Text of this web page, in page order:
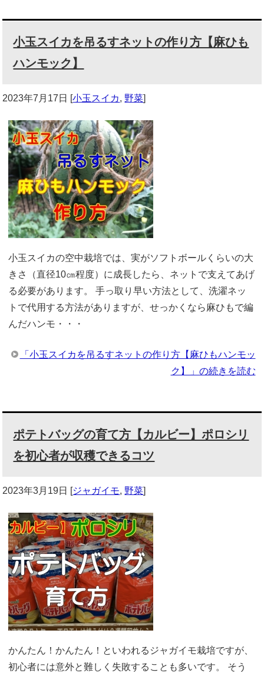
小玉スイカを吊るすネットの作り方【麻ひも
ハンモック】
2023年7月17日 [小玉スイカ, 野菜]
小玉スイカの空中栽培では、実がソフトボールくらいの大
きさ（直径10㎝程度）に成長したら、ネットで支えてあげ
る必要があります。 手っ取り早い方法として、洗濯ネッ
トで代用する方法がありますが、せっかくなら麻ひもで編
んだハンモ・・・
「小玉スイカを吊るすネットの作り方【麻ひもハンモッ
ク】」の続きを読む
ポテトバッグの育て方【カルビー】ポロシリ
を初心者が収穫できるコツ
2023年3月19日 [ジャガイモ, 野菜]
かんたん！かんたん！といわれるジャガイモ栽培ですが、
初心者には意外と難しく失敗することも多いです。 そう